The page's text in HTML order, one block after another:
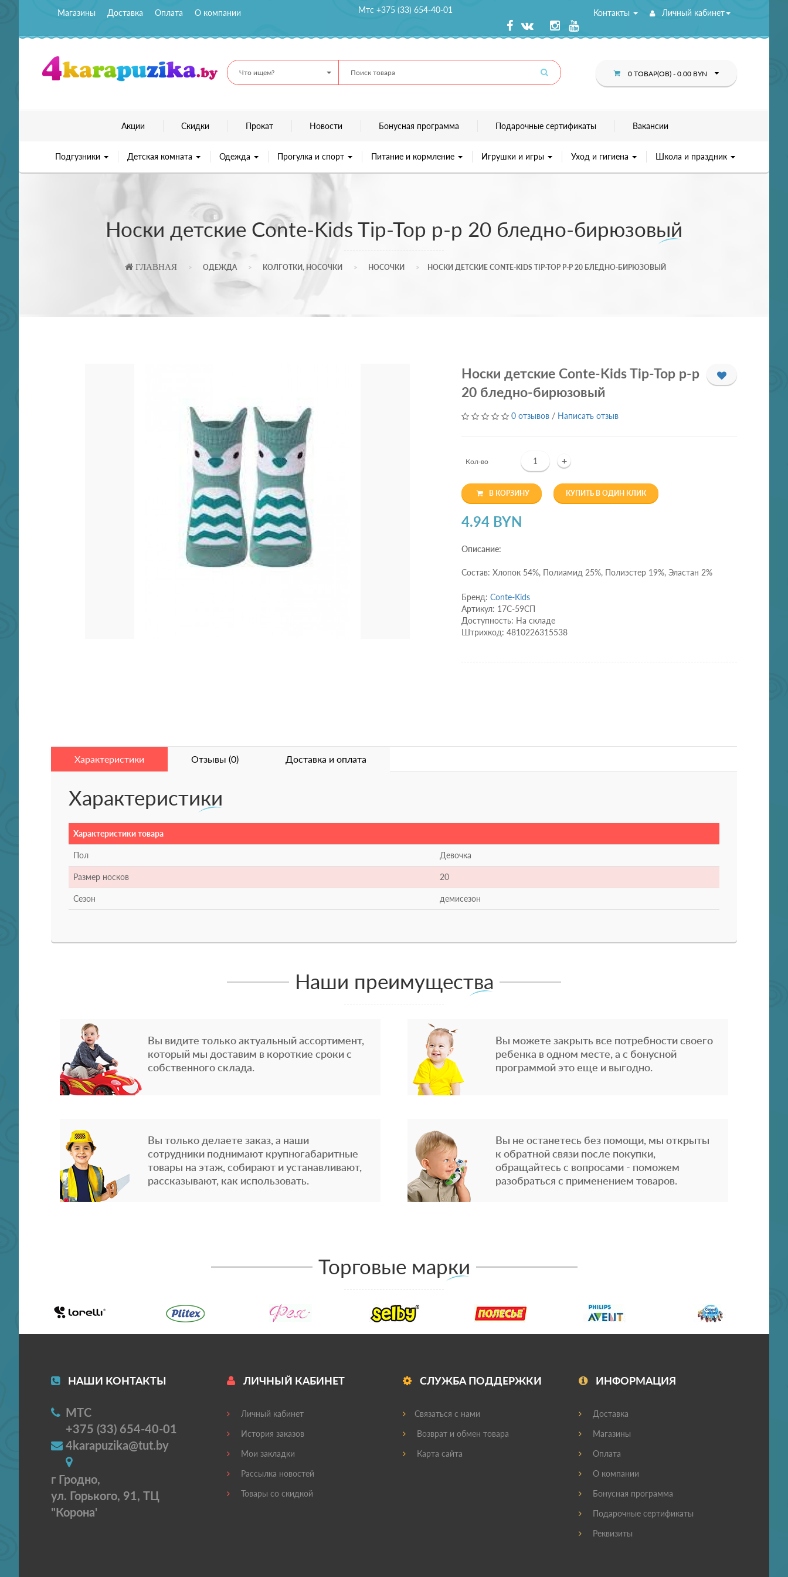
Магазины Доставка Оплата О компании Мтс +375 (33) 654-40-01 Контакты Личный кабинет
Что ищем? 0 ТОВАР(ОВ) - 0.00 BYN
Акции Скидки Прокат Новости Бонусная программа Подарочные сертификаты Вакансии
Подгузники Детская комната Одежда Прогулка и спорт Питание и кормление Игрушки и игры Уход и гигиена Школа и праздник
Носки детские Conte-Kids Tip-Top р-р 20 бледно-бирюзовый
ГЛАВНАЯ ОДЕЖДА КОЛГОТКИ, НОСОЧКИ НОСОЧКИ НОСКИ ДЕТСКИЕ CONTE-KIDS TIP-TOP Р-Р 20 БЛЕДНО-БИРЮЗОВЫЙ
Носки детские Conte-Kids Tip-Top р-р
20 бледно-бирюзовый
0 отзывов / Написать отзыв
Кол-во +
В КОРЗИНУ КУПИТЬ В ОДИН КЛИК
4.94 BYN
Описание:
Состав: Хлопок 54%, Полиамид 25%, Полиэстер 19%, Эластан 2%
Бренд: Conte-Kids
Артикул: 17С-59СП
Доступность: На складе
Штрихкод: 4810226315538
Характеристики Отзывы (0) Доставка и оплата
Характеристики
Характеристики товара
Пол Девочка
Размер носков 20
Сезон демисезон
Наши преимущества
Вы видите только актуальный ассортимент,
который мы доставим в короткие сроки с
собственного склада.
Вы можете закрыть все потребности своего
ребенка в одном месте, а с бонусной
программой это еще и выгодно.
Вы только делаете заказ, а наши
сотрудники поднимают крупногабаритные
товары на этаж, собирают и устанавливают,
рассказывают, как использовать.
Вы не останетесь без помощи, мы открыты
к обратной связи после покупки,
обращайтесь с вопросами - поможем
разобраться с применением товаров.
Торговые марки
НАШИ КОНТАКТЫ
МТС
+375 (33) 654-40-01
4karapuzika@tut.by
г Гродно,
ул. Горького, 91, ТЦ
"Корона'
ЛИЧНЫЙ КАБИНЕТ
Личный кабинет
История заказов
Мои закладки
Рассылка новостей
Товары со скидкой
СЛУЖБА ПОДДЕРЖКИ
Связаться с нами
Возврат и обмен товара
Карта сайта
ИНФОРМАЦИЯ
Доставка
Магазины
Оплата
О компании
Бонусная программа
Подарочные сертификаты
Реквизиты